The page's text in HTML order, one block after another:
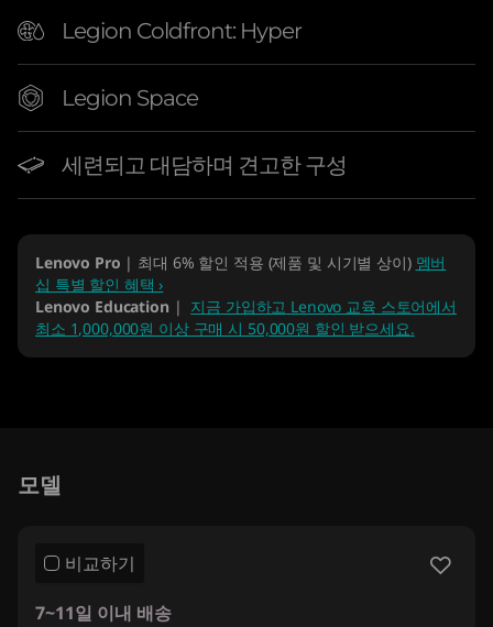
Legion Coldfront: Hyper
Legion Space
세련되고 대담하며 견고한 구성
Lenovo Pro | 최대 6% 할인 적용 (제품 및 시기별 상이) 멤버
십 특별 할인 혜택 ›
Lenovo Education | 지금 가입하고 Lenovo 교육 스토어에서
최소 1,000,000원 이상 구매 시 50,000원 할인 받으세요.
모델
비교하기
7~11일 이내 배송